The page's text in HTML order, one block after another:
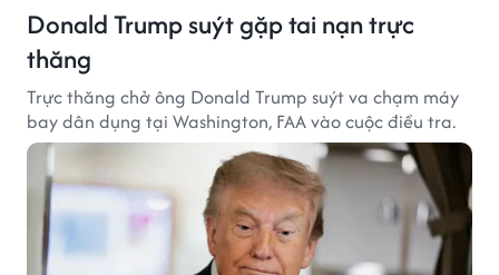
Donald Trump suýt gặp tai nạn trực
thăng
Trực thăng chở ông Donald Trump suýt va chạm máy
bay dân dụng tại Washington, FAA vào cuộc điều tra.